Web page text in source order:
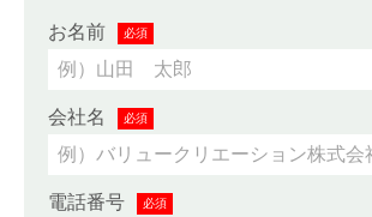
お名前 必須
会社名 必須
電話番号 必須